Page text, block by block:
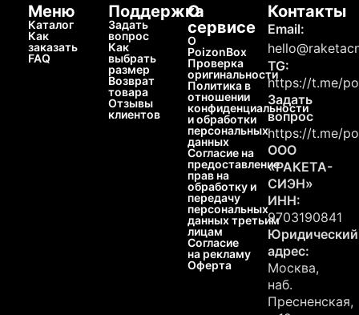
Меню
Каталог
Как
заказать
FAQ
Поддержка
Задать
вопрос
Как
выбрать
размер
Возврат
товара
Отзывы
клиентов
О
сервисе
О
PoizonBox
Проверка
оригинальности
Политика в
отношении
конфиденциальности
и обработки
персональных
данных
Согласие на
предоставление
прав на
обработку и
передачу
персональных
данных третьим
лицам
Согласие
на рекламу
Оферта
Контакты
Email:
TG:
https://t.me/
Задать
вопрос
https://t.me/
ООО
«РАКЕТА-
СИЭН»
ИНН:
9703190841
Юридический
адрес:
Москва,
наб.
Пресненская,